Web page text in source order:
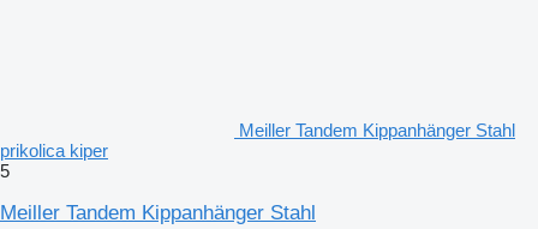
Meiller Tandem Kippanhänger Stahl
prikolica kiper
5
Meiller Tandem Kippanhänger Stahl